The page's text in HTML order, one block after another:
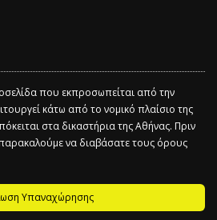
που εκπροσωπείται από την
κάτω από το νομικό πλαίσιο της
στα δικαστήρια της Αθήνας. Πριν
να διαβάσατε τους όρους
Υπαναχώρησης